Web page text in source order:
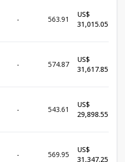
- 563.91
US$
31,015.05
- 574.87
US$
31,617.85
- 543.61
US$
29,898.55
- 569.95
US$
31,347.25